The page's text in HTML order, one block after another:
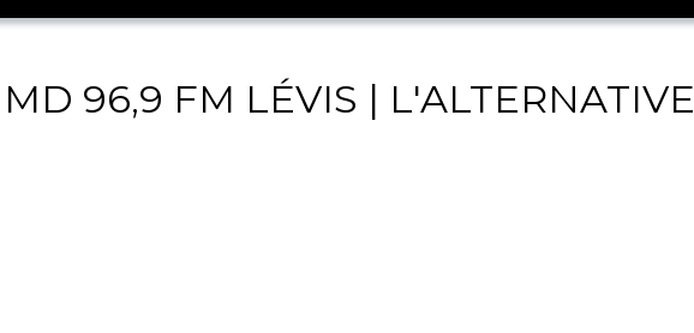
96,9 FM LÉVIS | L'ALTERNATIVE